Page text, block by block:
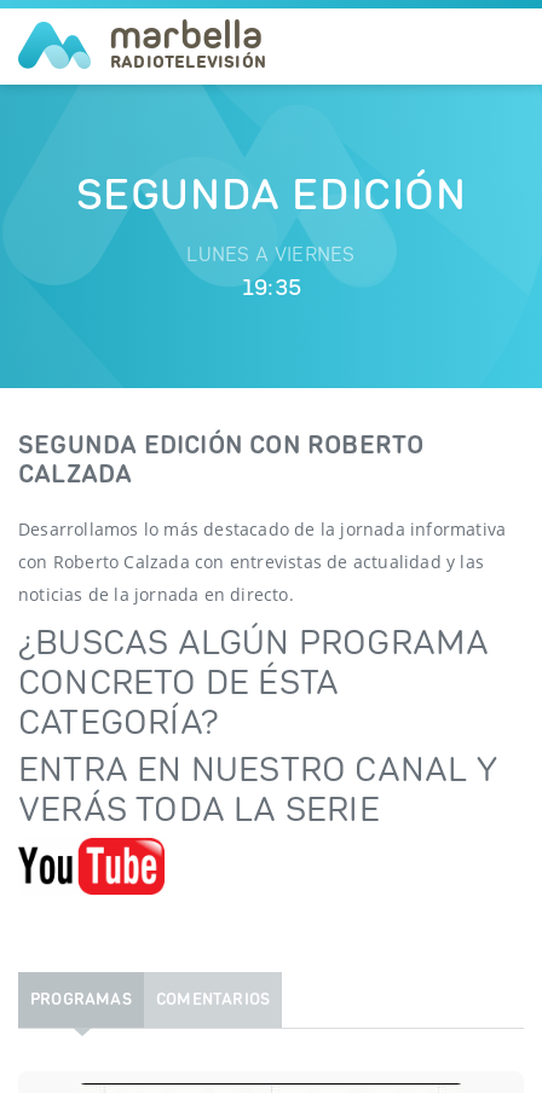
marbella
RADIOTELEVISIÓN
NOTICIAS
TELEVISIÓN
A LA CARTA
CORPORACIÓN
REDES
DIRECTO
SEGUNDA EDICIÓN
LUNES A VIERNES
19:35
SEGUNDA EDICIÓN CON ROBERTO
CALZADA
Desarrollamos lo más destacado de la jornada informativa
con Roberto Calzada con entrevistas de actualidad y las
noticias de la jornada en directo.
¿BUSCAS ALGÚN PROGRAMA
CONCRETO DE ÉSTA
CATEGORÍA?
ENTRA EN NUESTRO CANAL Y
VERÁS TODA LA SERIE
PROGRAMAS COMENTARIOS